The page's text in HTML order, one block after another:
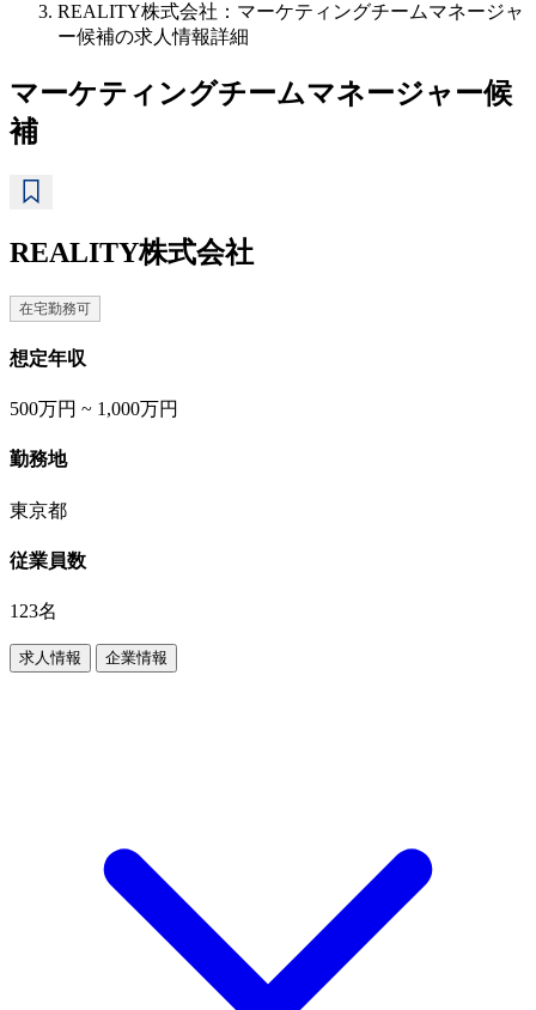
REALITY株式会社：マーケティングチームマネージャ
ー候補の求人情報詳細
マーケティングチームマネージャー候
補
REALITY株式会社
在宅勤務可
想定年収
500万円 ~ 1,000万円
勤務地
東京都
従業員数
123名
求人情報 企業情報